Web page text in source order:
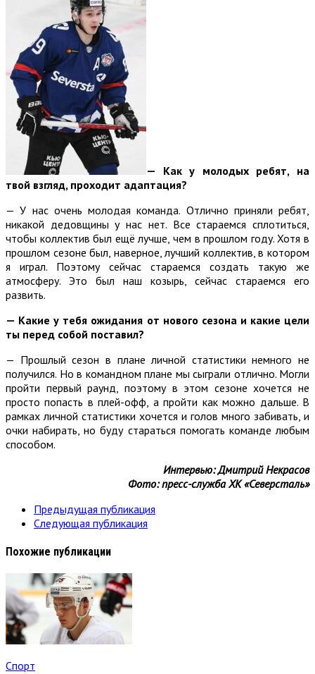
— Как у молодых ребят, на
твой взгляд, проходит адаптация?
— У нас очень молодая команда. Отлично приняли ребят,
никакой дедовщины у нас нет. Все стараемся сплотиться,
чтобы коллектив был ещё лучше, чем в прошлом году. Хотя в
прошлом сезоне был, наверное, лучший коллектив, в котором
я играл. Поэтому сейчас стараемся создать такую же
атмосферу. Это был наш козырь, сейчас стараемся его
развить.
— Какие у тебя ожидания от нового сезона и какие цели
ты перед собой поставил?
— Прошлый сезон в плане личной статистики немного не
получился. Но в командном плане мы сыграли отлично. Могли
пройти первый раунд, поэтому в этом сезоне хочется не
просто попасть в плей-офф, а пройти как можно дальше. В
рамках личной статистики хочется и голов много забивать, и
очки набирать, но буду стараться помогать команде любым
способом.
Интервью: Дмитрий Некрасов
Фото: пресс-служба ХК «Северсталь»
Предыдущая публикация
Следующая публикация
Похожие публикации
Спорт